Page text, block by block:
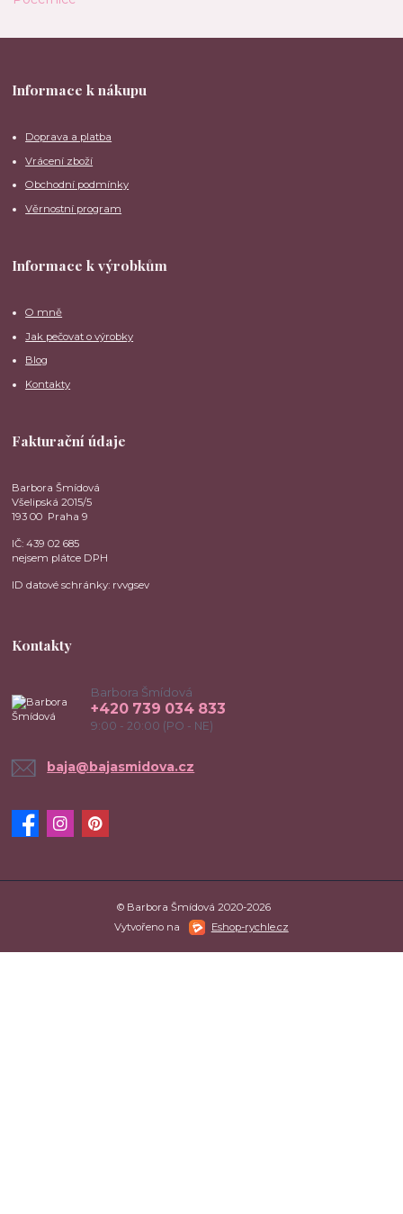
Informace k nákupu
Doprava a platba
Vrácení zboží
Obchodní podmínky
Věrnostní program
Informace k výrobkům
O mně
Jak pečovat o výrobky
Blog
Kontakty
Fakturační údaje
Barbora Šmídová
Všelipská 2015/5
193 00 Praha 9
IČ: 439 02 685
nejsem plátce DPH
ID datové schránky: rvvgsev
Kontakty
Barbora Šmídová
+420 739 034 833
9:00 - 20:00 (PO - NE)
baja@bajasmidova.cz
© Barbora Šmídová 2020-2026
Vytvořeno na
Eshop-rychle.cz